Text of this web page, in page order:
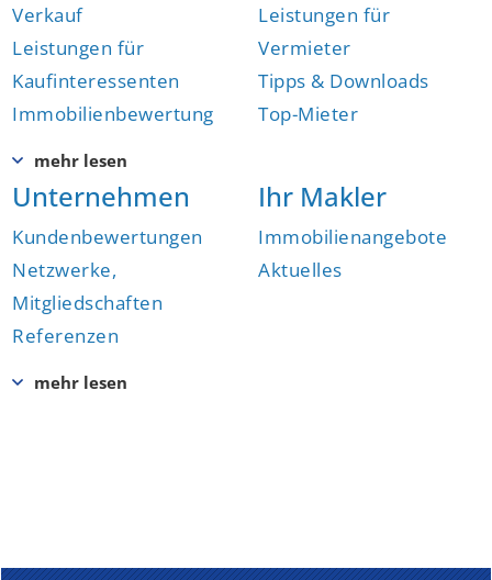
Verkauf
Leistungen für
Kaufinteressenten
Immobilienbewertung
Leistungen für
Vermieter
Tipps & Downloads
Top-Mieter
Unternehmen
Kundenbewertungen
Netzwerke,
Mitgliedschaften
Referenzen
Ihr Makler
Immobilienangebote
Aktuelles